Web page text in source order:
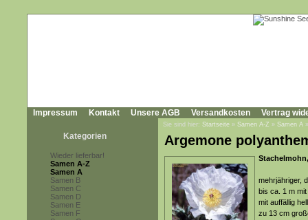
Impressum Kontakt Unsere AGB Versandkosten Vertrag
Kategorien
Wieder lieferbar!
Samen A-Z
Samen A
Samen B
Samen C
Samen D
Samen E
Samen F
Sie sind hier: Startseite » Samen A-Z » Samen A
Argemone
mehrjähriger,
bis ca. 1 m
mit auffällig
zu 13 cm